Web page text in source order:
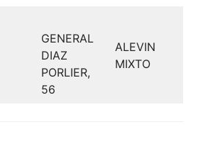
GENERAL
DIAZ
PORLIER,
56
ALEVIN
MIXTO